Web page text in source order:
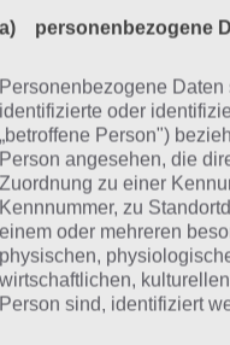
aufgeteilt,
Wissensfragen gibt
entscheiden,
sind die
Land hat, desto
für den
a) personenbezogene
Personenbezogene
identifizierte oder
„betroffene Person")
Person angesehen, die
Zuordnung zu einer
Kennnummer, zu
einem oder mehreren
physischen,
wirtschaftlichen,
Person sind, identifiziert